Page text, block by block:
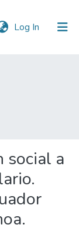
Log In (current)
social a